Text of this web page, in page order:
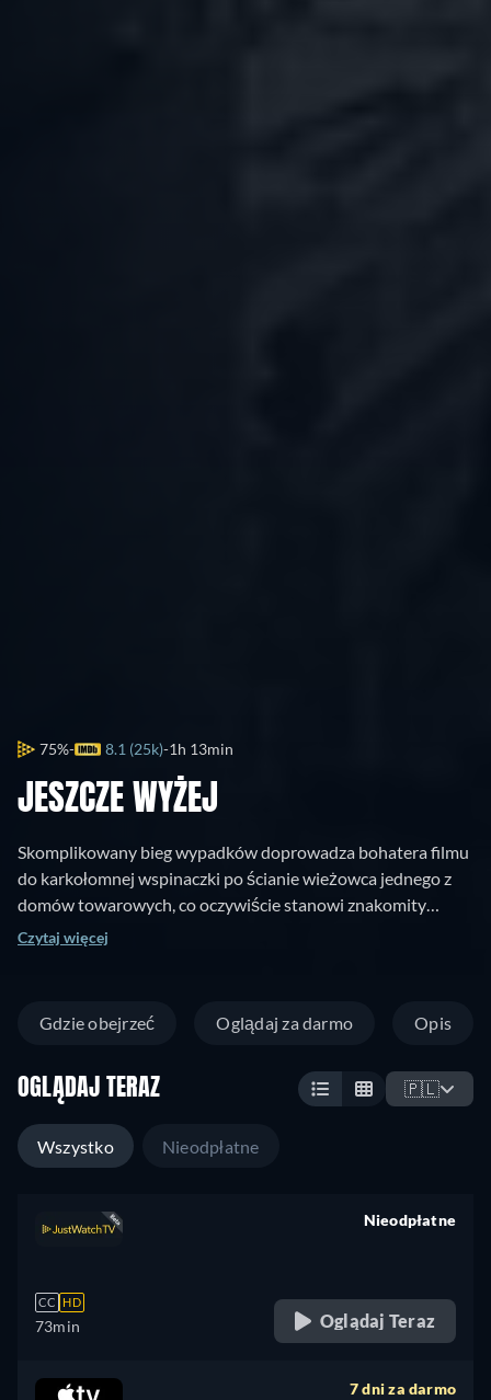
75% 8.1 (25k) 1h 13min
JESZCZE WYŻEJ
Skomplikowany bieg wypadków doprowadza bohatera filmu
do karkołomnej wspinaczki po ścianie wieżowca jednego z
domów towarowych, co oczywiście stanowi znakomity
chwyt reklamowy. Na każdym piętrze Lloyd oczekuje
wpływu na mistrzowsko zrealizowany film, w którym tylko w
dostarcza do dzisiaj wspaniałej zabawy przyprawionej
Czytaj więcej
Gdzie obejrzeć Oglądaj za darmo Opis
OGLĄDAJ TERAZ 🇵🇱
Wszystko Nieodpłatne
CC HD
73min
Nieodpłatne
Oglądaj Teraz
7 dni za darmo